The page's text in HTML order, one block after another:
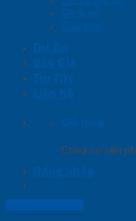
Vách gỗ
Cửa kính
Dự Án
Báo Giá
Tin Tức
Liên hệ
Giỏ hàng
Chưa có sản
Đăng nhập